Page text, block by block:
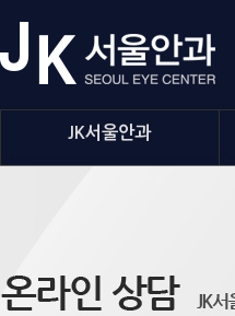
JK서울안과